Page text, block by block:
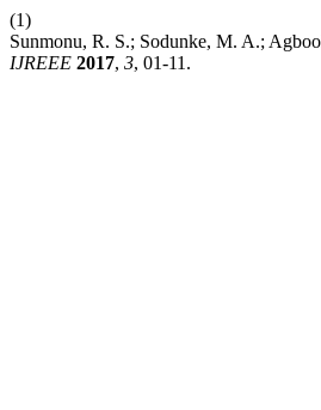
(1)
Sunmonu, R. S.; Sodunke, M. A.;
IJREEE 2017, 3, 01-11.